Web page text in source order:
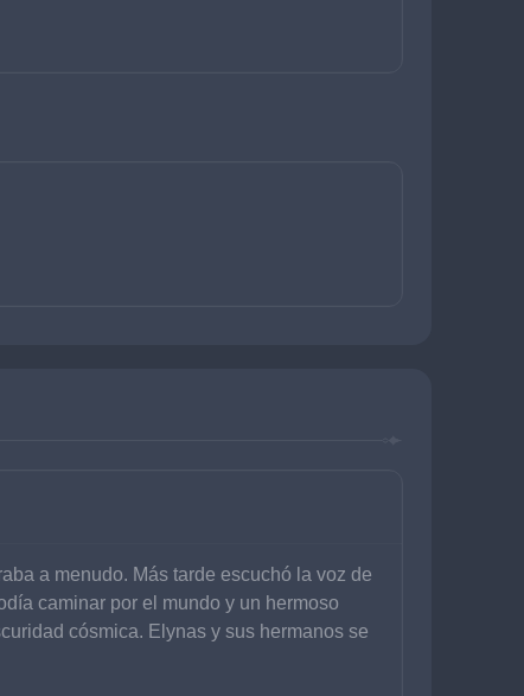
a menudo. Más tarde escuchó la voz de
caminar por el mundo y un hermoso
cósmica. Elynas y sus hermanos se